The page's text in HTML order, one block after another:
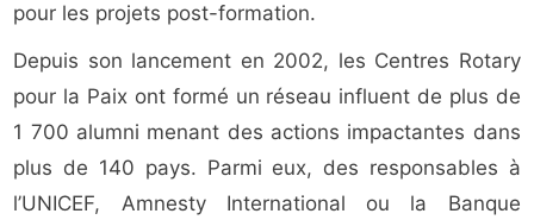
pour les projets post-formation.
Depuis son lancement en 2002, les Centres Rotary
pour la Paix ont formé un réseau influent de plus de
1 700 alumni menant des actions impactantes dans
plus de 140 pays. Parmi eux, des responsables à
l’UNICEF, Amnesty International ou la Banque